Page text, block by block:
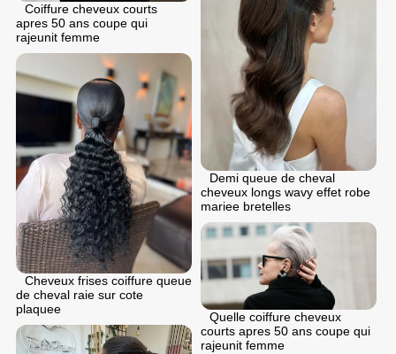
Coiffure cheveux courts
apres 50 ans coupe qui
rajeunit femme
Demi queue de cheval
cheveux longs wavy effet robe
mariee bretelles
Cheveux frises coiffure queue
de cheval raie sur cote
plaquee
Quelle coiffure cheveux
courts apres 50 ans coupe qui
rajeunit femme